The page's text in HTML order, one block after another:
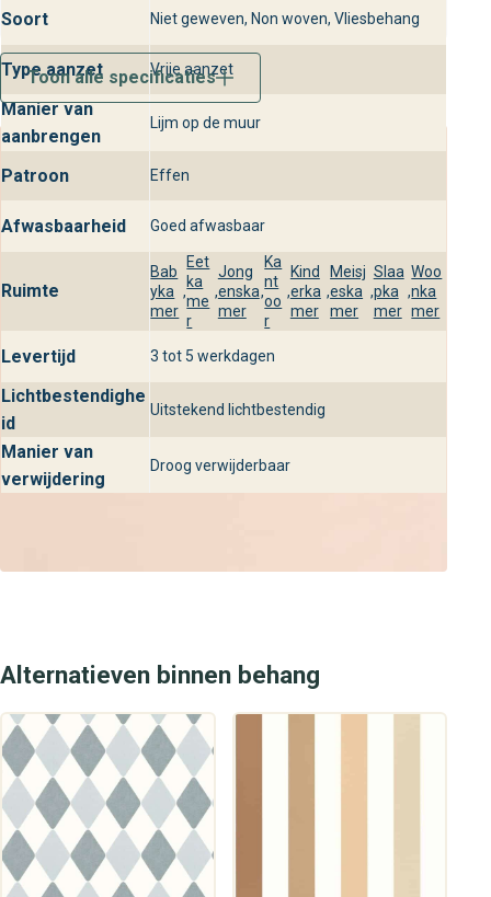
Behangplaza: Uni uit Autour Du
Bezoek onze winkels voor professioneel advies en bekijk
de stalen van Uni uit de collectie Autour Du Monde in het
echt. Onze medewerkers helpen je graag bij het kiezen
Soort Niet geweven, Non woven, Vliesbehang
Type aanzet Vrije aanzet
Manier van
aanbrengen
Lijm op de muur
Patroon Effen
Afwasbaarheid Goed afwasbaar
Ruimte
Bab
yka
mer
,
Eet
ka
me
r
,
Jong
enska
mer
,
Ka
nt
oo
r
,
Kind
erka
mer
,
Meisj
eska
mer
,
Slaa
pka
mer
,
Woo
nka
mer
Levertijd 3 tot 5 werkdagen
Lichtbestendighe
id
Uitstekend lichtbestendig
Manier van
verwijdering
Droog verwijderbaar
Toon alle specificaties
Alternatieven binnen behang